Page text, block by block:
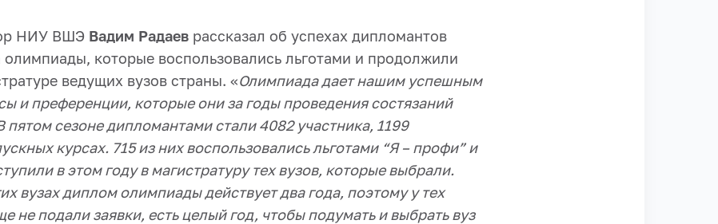
НИУ ВШЭ Вадим Радаев рассказал об успехах дипломантов
которые воспользовались льготами и продолжили
ведущих вузов страны. «Олимпиада дает нашим успешным
и преференции, которые они за годы проведения состязаний
пятом сезоне дипломантами стали 4082 участника, 1199
курсах. 715 из них воспользовались льготами “Я – профи” и
в этом году в магистратуру тех вузов, которые выбрали.
вузах диплом олимпиады действует два года, поэтому у тех
не подали заявки, есть целый год, чтобы подумать и выбрать вуз